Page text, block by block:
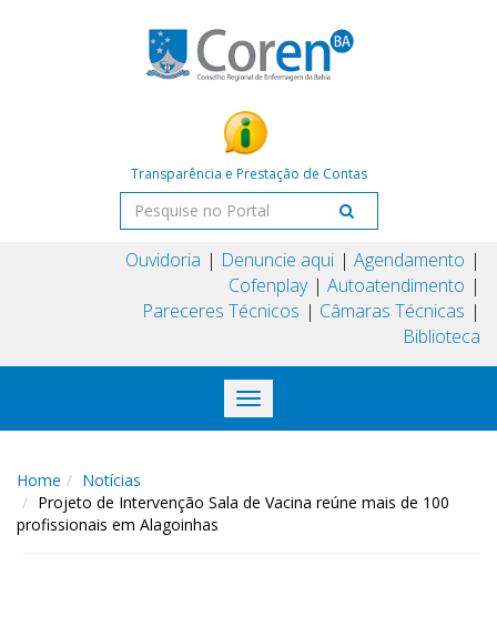
Transparência e Prestação de Contas
Ouvidoria Denuncie aqui
Agendamento
Cofenplay
Autoatendimento
Pareceres Técnicos
Câmaras Técnicas
Biblioteca
Toggle
navigation
Home
Notícias
Projeto de Intervenção Sala de Vacina reúne mais de 100
profissionais em Alagoinhas